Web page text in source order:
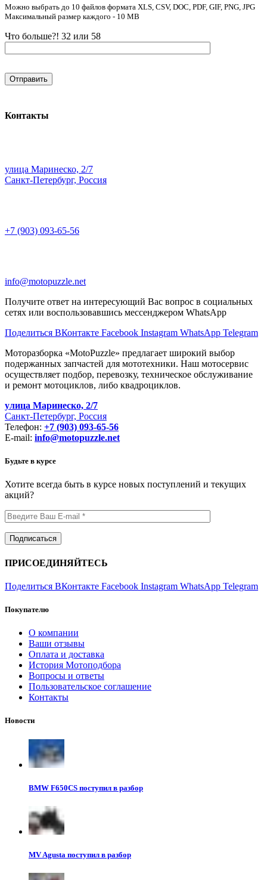
Можно выбрать до 10 файлов формата XLS, CSV, DOC, PDF, GIF, PNG, JPG
Максимальный размер каждого - 10 MB
Что больше?! 32 или 58
Контакты
улица Маринеско, 2/7
Санкт-Петербург, Россия
+7 (903) 093-65-56
info@motopuzzle.net
Получите ответ на интересующий Вас вопрос в социальных
сетях или воспользовавшись мессенджером WhatsApp
Поделиться ВКонтакте Facebook Instagram WhatsApp Telegram
Моторазборка «MotoPuzzle» предлагает широкий выбор
подержанных запчастей для мототехники. Наш мотосервис
осуществляет подбор, перевозку, техническое обслуживание
и ремонт мотоциклов, либо квадроциклов.
улица Маринеско, 2/7
Санкт-Петербург, Россия
Телефон: +7 (903) 093-65-56
E-mail: info@motopuzzle.net
Будьте в курсе
Хотите всегда быть в курсе новых поступлений и текущих
акций?
ПРИСОЕДИНЯЙТЕСЬ
Поделиться ВКонтакте Facebook Instagram WhatsApp Telegram
Покупателю
О компании
Ваши отзывы
Оплата и доставка
История Мотоподбора
Вопросы и ответы
Пользовательское соглашение
Контакты
Новости
BMW F650CS поступил в разбор
MV Agusta поступил в разбор